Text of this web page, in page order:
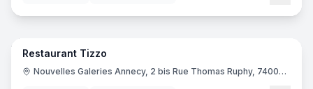
11
Restaurant Tizzo
Nouvelles Galeries Annecy, 2 bis Rue Thomas Ruphy, 74000 Annecy